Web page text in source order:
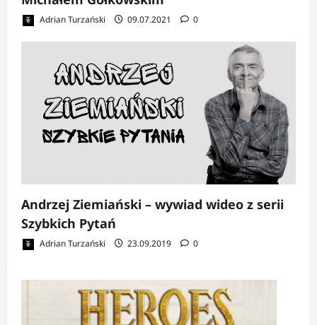
Adrian Turzański 09.07.2021 0
Andrzej Ziemiański – wywiad wideo z serii
Szybkich Pytań
Adrian Turzański 23.09.2019 0